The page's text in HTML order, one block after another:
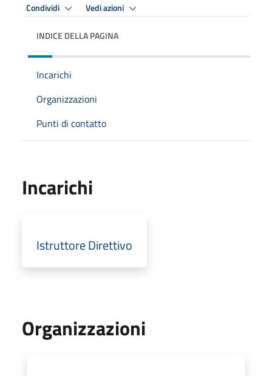
Condividi Vedi azioni
INDICE DELLA PAGINA
Incarichi
Organizzazioni
Punti di contatto
Incarichi
Istruttore Direttivo
Organizzazioni